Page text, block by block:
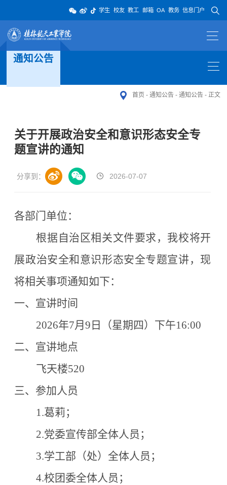
学生 校友 教工 邮箱 OA 教务 信息门户
通知公告
首页 - 通知公告- 通知公告- 正文
关于开展政治安全和意识形态安全专
题宣讲的通知
分享到： 2026-07-07
各部门单位：
根据自治区相关文件要求，我校将开
展政治安全和意识形态安全专题宣讲，现
将相关事项通知如下：
一、宣讲时间
2026年7月9 日（星期四）下午16:00
二、宣讲地点
飞天楼520
三、参加人员
1.葛莉；
2.党委宣传部全体人员；
3.学工部（处）全体人员；
4.校团委全体人员；